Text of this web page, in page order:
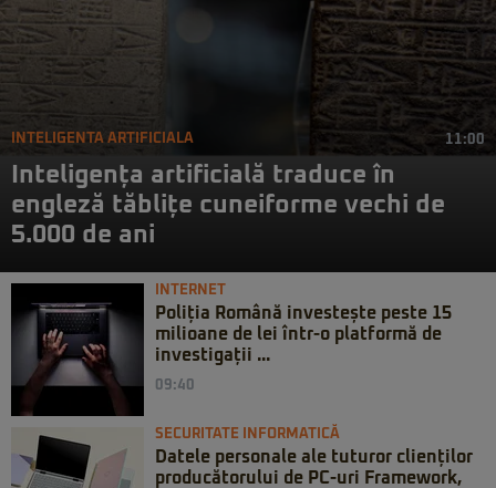
INTELIGENTA ARTIFICIALA 11:00
Inteligența artificială traduce în
engleză tăblițe cuneiforme vechi de
5.000 de ani
INTERNET
Poliția Română investește peste 15
milioane de lei într-o platformă de
investigații ...
09:40
SECURITATE INFORMATICĂ
Datele personale ale tuturor clienților
producătorului de PC-uri Framework,